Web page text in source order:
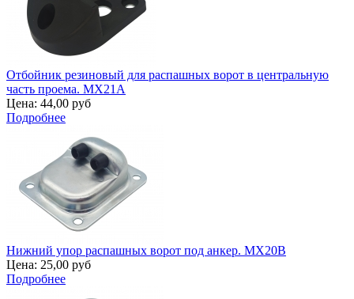
Отбойник резиновый для распашных ворот в центральную
часть проема. MX21A
Цена: 44,00 руб
Подробнее
Нижний упор распашных ворот под анкер. MX20B
Цена: 25,00 руб
Подробнее